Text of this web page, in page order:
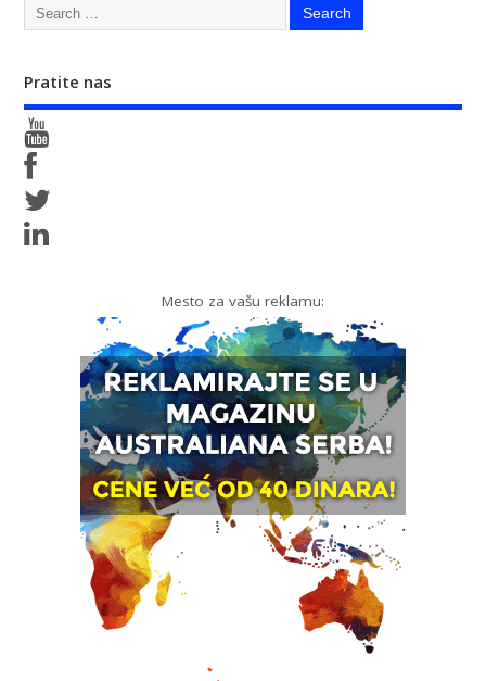
Pratite nas
Mesto za vašu reklamu: